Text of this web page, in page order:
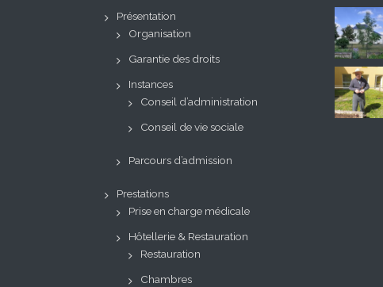
Présentation
Organisation
Garantie des droits
Instances
Conseil d’administration
Conseil de vie sociale
Parcours d’admission
Prestations
Prise en charge médicale
Hôtellerie & Restauration
Restauration
Chambres